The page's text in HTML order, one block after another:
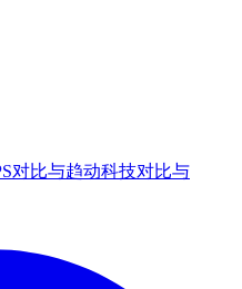
对比与趋动科技对比与